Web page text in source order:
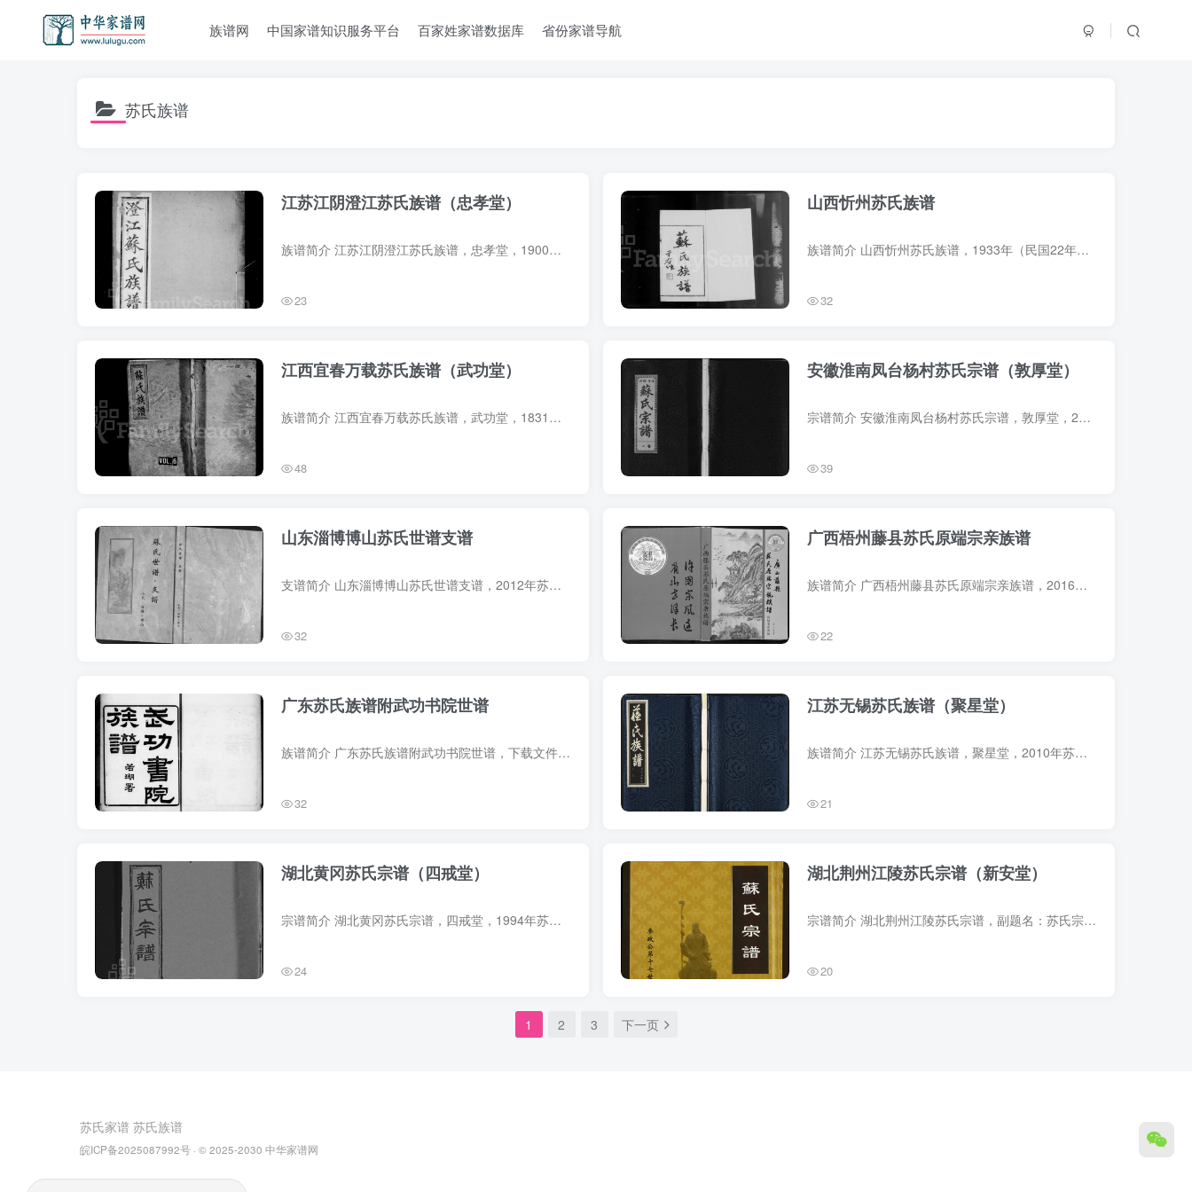
族谱网 中国家谱知识服务平台 百家姓家谱数据库 省份家谱导航
苏氏族谱
江苏江阴澄江苏氏族谱（忠孝堂）
族谱简介 江苏江阴澄江苏氏族谱，忠孝堂，1900年（光绪26年）苏宗振等纂修，8册。始祖苏易简，字大简，北宋太平兴国间谪居太平州（今安徽当涂县），后又迁居安徽休阳县（即今休宁县）。始迁祖苏...
23
山西忻州苏氏族谱
族谱简介 山西忻州苏氏族谱，1933年（民国22年）苏懋章等纂修，4册。始迁祖苏广，字泽远，明初迁居忻州东呼延村。 注：本谱墨迹过浅，难以正常阅读，需放大辨认 族谱部分预览 电子版PDF网盘下载
32
江西宜春万载苏氏族谱（武功堂）
族谱简介 江西宜春万载苏氏族谱，武功堂，1831年（道光11年）苏荣松等纂修，6册。始祖苏乾，字九三郎，明代人，居闽之永定县金丰里古竹村。其裔孙于清康熙间先后迁徙江西万载、吉安、赣州等地。...
48
安徽淮南凤台杨村苏氏宗谱（敦厚堂）
宗谱简介 安徽淮南凤台杨村苏氏宗谱，敦厚堂，2014年苏红如等纂修，5册。始迁祖苏茴，明正德间由寿州（今安徽寿县）迁居凤台杨村。 宗谱部分预览 电子版PDF网盘下载
39
山东淄博博山苏氏世谱支谱
支谱简介 山东淄博博山苏氏世谱支谱，2012年苏效富、苏效一等纂修，1册。始迁祖苏千，明洪武初由河北枣强迁居颜神镇（今临淄博山区）苏家沟。 支谱部分预览 电子版PDF网盘下载
32
广西梧州藤县苏氏原端宗亲族谱
族谱简介 广西梧州藤县苏氏原端宗亲族谱，2016年苏向等纂修，1册。始迁祖苏茂（号原端），原籍湖南衡州府衡山县仙姬巷人，明建文间迁居广西西柳，复迁藤县。 族谱部分预览 电子版PDF网盘下载
22
广东苏氏族谱附武功书院世谱
族谱简介 广东苏氏族谱附武功书院世谱，下载文件中包含：1900年（光绪26年）苏廷鉴等纂修苏氏族谱4册、武功书院世谱4册；1929年（民国18年）苏天祥等纂修武功书院世谱4册。是为南海、番禺、顺德...
32
江苏无锡苏氏族谱（聚星堂）
族谱简介 江苏无锡苏氏族谱，聚星堂，2010年苏金玉等纂修，2册。始祖苏轼（字子瞻，号东坡，谥文忠），北宋四川眉山人。始迁祖十一世苏太和（字太二，字仲元，号五兰），元末官平江路通判，自毗...
21
湖北黄冈苏氏宗谱（四戒堂）
宗谱简介 湖北黄冈苏氏宗谱，四戒堂，1994年苏承宏、苏开选等纂修，16册。始祖苏元善，元末明初由江西南昌郡东苏家潭迁湖北麻城东三十里，名其地曰东坡河。始迁祖苏潮，明季由望花山迁居西南二...
24
湖北荆州江陵苏氏宗谱（新安堂）
宗谱简介 湖北荆州江陵苏氏宗谱，副题名：苏氏宗谱参政公第十七世孙昌紫公支系，新安堂，2017年苏宪义等纂修，1册。始祖苏易简（字太简），北宋曾任参知政事，居安徽休宁。十一世孙苏应魁，南宋...
20
1 2 3 下一页
苏氏家谱 苏氏族谱
皖ICP备2025087992号 · © 2025-2030 中华家谱网